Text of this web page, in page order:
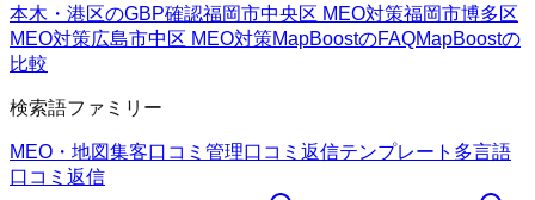
本木・港区のGBP確認福岡市中央区 MEO対策福岡市博多区
MEO対策広島市中区 MEO対策MapBoostのFAQMapBoostの
比較
検索語ファミリー
MEO・地図集客口コミ管理口コミ返信テンプレート 多言語
口コミ返信